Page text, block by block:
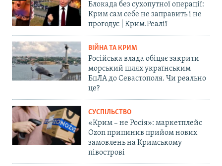
Блокада без сухопутної операції:
Крим сам себе не заправить і не
прогодує | Крим.Реалії
ВІЙНА ТА КРИМ
Російська влада обіцяє закрити
морський шлях українським
БпЛА до Севастополя. Чи реально
це?
СУСПІЛЬСТВО
«Крим – не Росія»: маркетплейс
Ozon припинив прийом нових
замовлень на Кримському
півострові